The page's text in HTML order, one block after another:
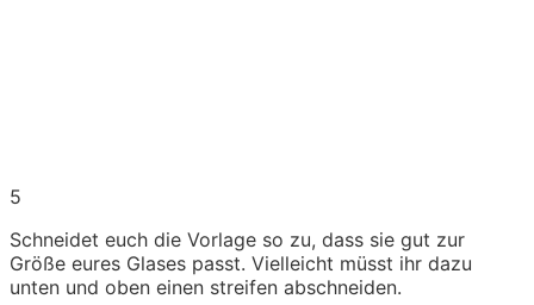
5
Schneidet euch die Vorlage so zu, dass sie gut zur
Größe eures Glases passt. Vielleicht müsst ihr dazu
unten und oben einen streifen abschneiden.